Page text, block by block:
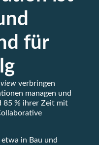
für
verbringen
managen und
85 % ihrer Zeit mit
in Bau und